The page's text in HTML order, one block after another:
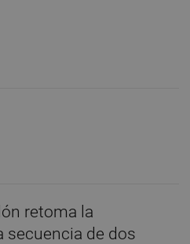
retoma la
secuencia de dos